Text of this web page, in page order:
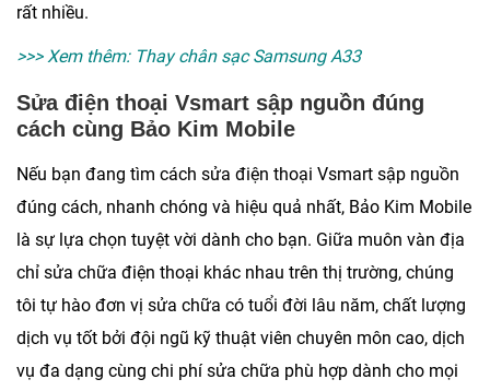
rất nhiều.
>>> Xem thêm: Thay chân sạc Samsung A33
Sửa điện thoại Vsmart sập nguồn đúng
cách cùng Bảo Kim Mobile
Nếu bạn đang tìm cách sửa điện thoại Vsmart sập nguồn
đúng cách, nhanh chóng và hiệu quả nhất, Bảo Kim Mobile
là sự lựa chọn tuyệt vời dành cho bạn. Giữa muôn vàn địa
chỉ sửa chữa điện thoại khác nhau trên thị trường, chúng
tôi tự hào đơn vị sửa chữa có tuổi đời lâu năm, chất lượng
dịch vụ tốt bởi đội ngũ kỹ thuật viên chuyên môn cao, dịch
vụ đa dạng cùng chi phí sửa chữa phù hợp dành cho mọi